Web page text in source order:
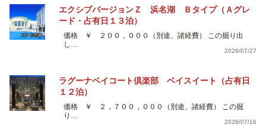
エクシブバージョンＺ 浜名湖 Ｂタイプ（Ａグレ
ード・占有日１３泊）
価格 ￥ ２００，０００（別途、諸経費） この掘り出
し…
2026/07/27
ラグーナベイコート倶楽部 ベイスイート（占有日
１２泊）
価格 ￥ ２，７００，０００（別途、諸経費） この掘
り…
2026/07/16